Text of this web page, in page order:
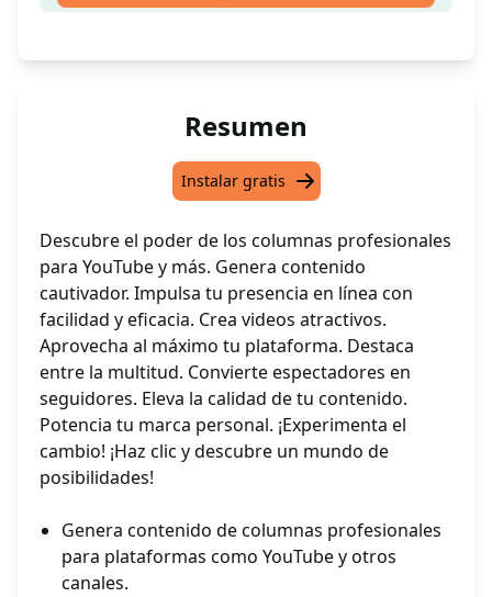
Resumen
Instalar gratis
Descubre el poder de los columnas profesionales
para YouTube y más. Genera contenido
cautivador. Impulsa tu presencia en línea con
facilidad y eficacia. Crea videos atractivos.
Aprovecha al máximo tu plataforma. Destaca
entre la multitud. Convierte espectadores en
seguidores. Eleva la calidad de tu contenido.
Potencia tu marca personal. ¡Experimenta el
cambio! ¡Haz clic y descubre un mundo de
posibilidades!
Genera contenido de columnas profesionales
para plataformas como YouTube y otros
canales.